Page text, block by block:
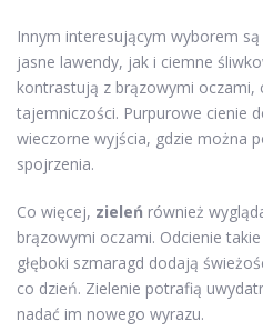
Innym interesującym wyborem
jasne lawendy, jak i ciemne
kontrastują z brązowymi oczami,
tajemniczości. Purpurowe cienie
wieczorne wyjścia, gdzie można
spojrzenia.
Co więcej, zieleń również
brązowymi oczami. Odcienie
głęboki szmaragd dodają
co dzień. Zielenie potrafią
nadać im nowego wyrazu.